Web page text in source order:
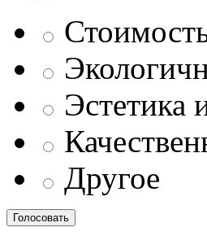
Эстетика
Другое